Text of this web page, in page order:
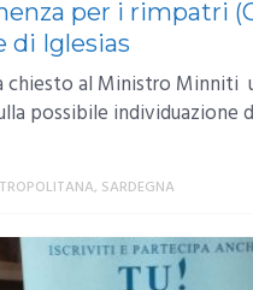
per i rimpatri
di Iglesias
chiesto al Ministro Minniti
possibile individuazione
, SARDEGNA